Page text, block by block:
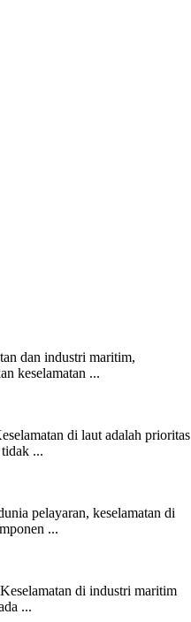
dan industri maritim,
keselamatan ...
di laut adalah prioritas
...
pelayaran, keselamatan di
...
di industri maritim
...